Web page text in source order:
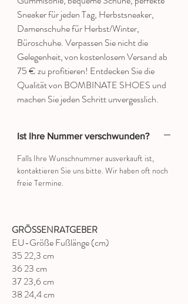
Sneaker für jeden Tag, Herbstsneaker,
Damenschuhe für Herbst/Winter,
Büroschuhe. Verpassen Sie nicht die
Gelegenheit, von kostenlosem Versand ab
75 € zu profitieren! Entdecken Sie die
Qualität von BOMBINATE SHOES und
machen Sie jeden Schritt unvergesslich.
Ist Ihre Nummer verschwunden?
Falls Ihre Wunschnummer ausverkauft ist,
kontaktieren Sie uns bitte. Wir haben oft noch
freie Termine.
GRÖSSENRATGEBER
EU-Größe Fußlänge (cm)
35 22,3 cm
36 23 cm
37 23,6 cm
38 24,4 cm